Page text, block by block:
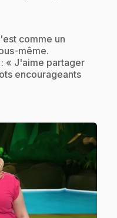
comme un
même.
« J'aime partager
encourageants